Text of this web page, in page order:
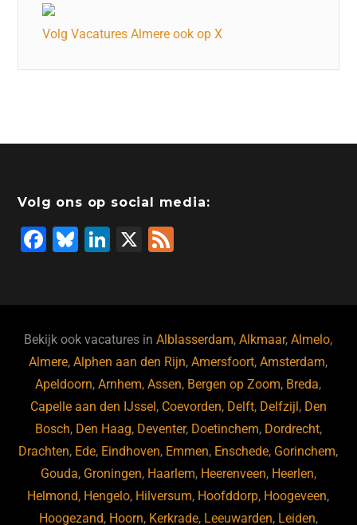
Volg Vacatures Almere ook op X
Volg ons op social media:
F
b
o
o
k
Bl
ky
Li
dI
n
X
Bekijk ook vacatures inAlblasserdam,Alkmaar,Almelo,
Almere,Alphen aan den Rijn,Amersfoort,Amsterdam,
Apeldoorn,Arnhem,Assen, Bergen op Zoom, Breda,
Capelle aan den IJssel, Coevorden, Delft, Delfzijl, Den
Bosch, Den Haag, Deventer, Doetinchem, Dordrecht,
Drachten, Ede, Eindhoven, Emmen, Enschede, Gorinchem,
Gouda, Groningen, Haarlem, Heerenveen, Heerlen,
Helmond, Hengelo, Hilversum, Hoofddorp, Hoogeveen,
Hoogezand, Hoorn, Kerkrade, Leeuwarden, Leiden,